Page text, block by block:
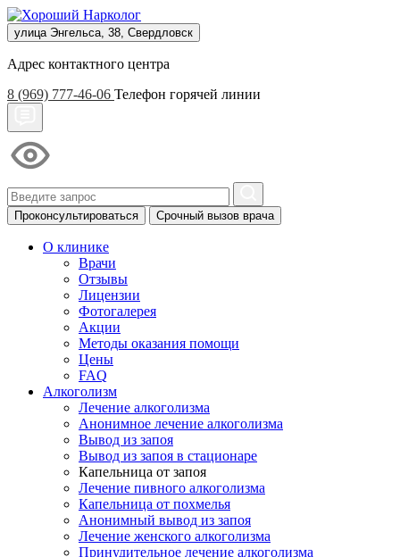
улица Энгельса, 38, Свердловск
Адрес контактного центра
8 (969) 777-46-06 Телефон горячей линии
Проконсультироваться Срочный вызов врача
О клинике
Врачи
Отзывы
Лицензии
Фотогалерея
Акции
Методы оказания помощи
Цены
FAQ
Алкоголизм
Лечение алкоголизма
Анонимное лечение алкоголизма
Вывод из запоя
Вывод из запоя в стационаре
Капельница от запоя
Лечение пивного алкоголизма
Капельница от похмелья
Анонимный вывод из запоя
Лечение женского алкоголизма
Принудительное лечение алкоголизма